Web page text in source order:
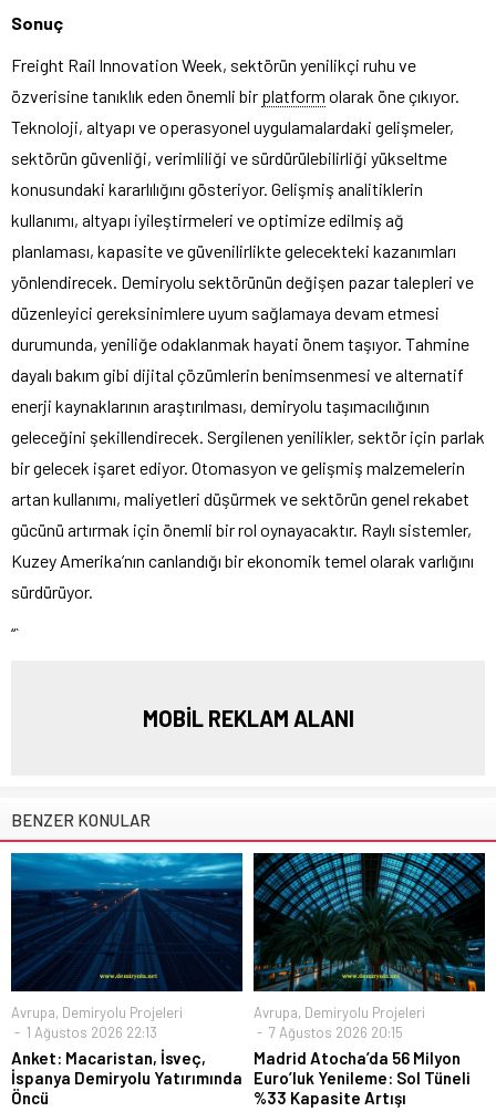
Sonuç
Freight Rail Innovation Week, sektörün yenilikçi ruhu ve
özverisine tanıklık eden önemli bir platform olarak öne çıkıyor.
Teknoloji, altyapı ve operasyonel uygulamalardaki gelişmeler,
sektörün güvenliği, verimliliği ve sürdürülebilirliği yükseltme
konusundaki kararlılığını gösteriyor. Gelişmiş analitiklerin
kullanımı, altyapı iyileştirmeleri ve optimize edilmiş ağ
planlaması, kapasite ve güvenilirlikte gelecekteki kazanımları
yönlendirecek. Demiryolu sektörünün değişen pazar talepleri ve
düzenleyici gereksinimlere uyum sağlamaya devam etmesi
durumunda, yeniliğe odaklanmak hayati önem taşıyor. Tahmine
dayalı bakım gibi dijital çözümlerin benimsenmesi ve alternatif
enerji kaynaklarının araştırılması, demiryolu taşımacılığının
geleceğini şekillendirecek. Sergilenen yenilikler, sektör için parlak
bir gelecek işaret ediyor. Otomasyon ve gelişmiş malzemelerin
artan kullanımı, maliyetleri düşürmek ve sektörün genel rekabet
gücünü artırmak için önemli bir rol oynayacaktır. Raylı sistemler,
Kuzey Amerika’nın canlandığı bir ekonomik temel olarak varlığını
sürdürüyor.
“`
MOBİL REKLAM ALANI
BENZER KONULAR
Avrupa, Demiryolu Projeleri
1 Ağustos 2026 22:13
Anket: Macaristan, İsveç,
İspanya Demiryolu Yatırımında
Öncü
Avrupa, Demiryolu Projeleri
7 Ağustos 2026 20:15
Madrid Atocha’da 56 Milyon
Euro’luk Yenileme: Sol Tüneli
%33 Kapasite Artışı